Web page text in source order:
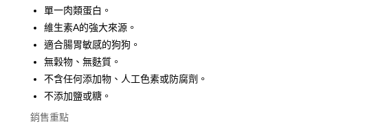
新竹貨運宅配
每筆NT$100，滿NT$1,000(含以上)免運費
祥億貨運
每筆NT$100，滿NT$1,000(含以上)免運費
離島宅配
每筆NT$200，滿NT$1,000(含以上)免運費
單一肉類蛋白。
維生素A的強大來源。
適合腸胃敏感的狗狗。
無穀物、無麩質。
不含任何添加物、人工色素或防腐劑。
不添加鹽或糖。
銷售重點